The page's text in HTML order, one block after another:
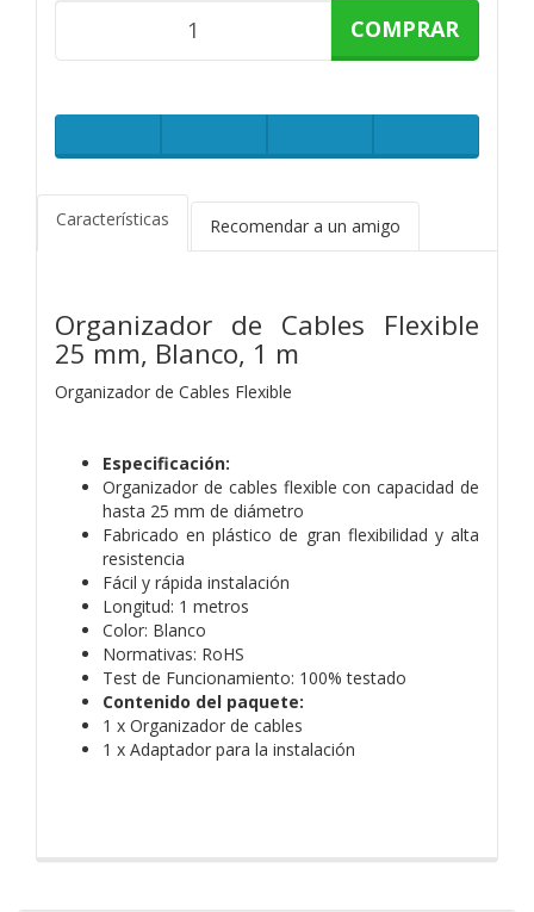
COMPRAR
Características Recomendar a un amigo
Organizador de Cables Flexible
25 mm, Blanco, 1 m
Organizador de Cables Flexible
Especificación:
Organizador de cables flexible con capacidad de
hasta 25 mm de diámetro
Fabricado en plástico de gran flexibilidad y alta
resistencia
Fácil y rápida instalación
Longitud: 1 metros
Color: Blanco
Normativas: RoHS
Test de Funcionamiento: 100% testado
Contenido del paquete:
1 x Organizador de cables
1 x Adaptador para la instalación